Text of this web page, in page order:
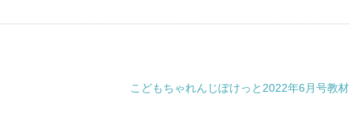
こどもちゃれんじぽけっと2022年6月号教材